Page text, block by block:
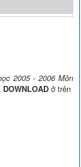
2005 - 2006 Môn
DOWNLOAD ở trên